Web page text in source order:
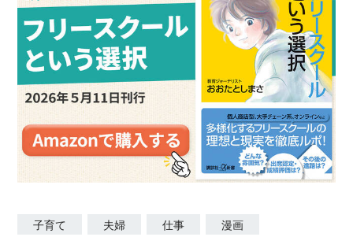
子育て 夫婦 仕事 漫画